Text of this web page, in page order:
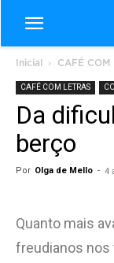
Inicial CAFÉ COM
CAFÉ COM LETRAS
Da
berço
Por Olga de Mello - 4
Quanto mais
freudianos nos